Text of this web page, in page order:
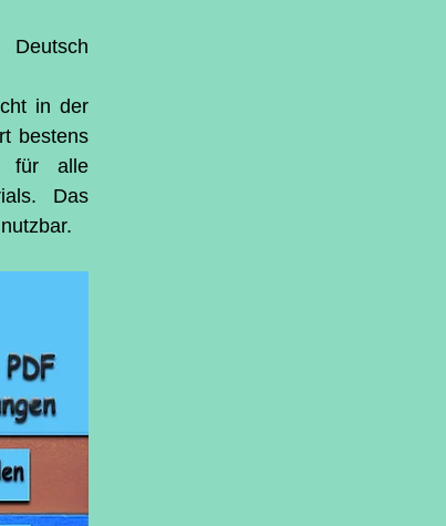
Deutsch
in der
bestens
für alle
Das